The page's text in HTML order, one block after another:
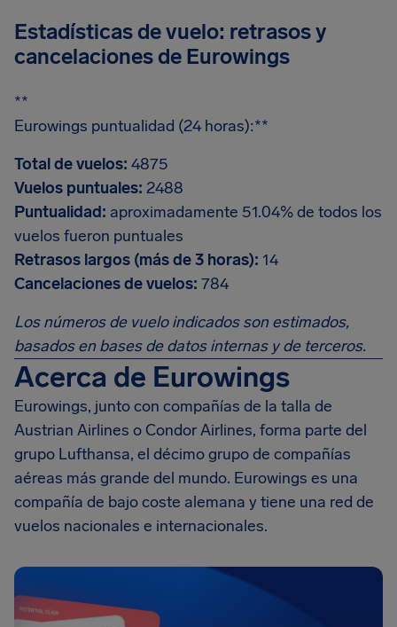
Estadísticas de vuelo: retrasos y
cancelaciones de Eurowings
**
Eurowings puntualidad (24 horas):**
Total de vuelos: 4875
Vuelos puntuales: 2488
Puntualidad: aproximadamente 51.04% de todos los
vuelos fueron puntuales
Retrasos largos (más de 3 horas): 14
Cancelaciones de vuelos: 784
Los números de vuelo indicados son estimados,
basados en bases de datos internas y de terceros.
Acerca de Eurowings
Eurowings, junto con compañías de la talla de
Austrian Airlines o Condor Airlines, forma parte del
grupo Lufthansa, el décimo grupo de compañías
aéreas más grande del mundo. Eurowings es una
compañía de bajo coste alemana y tiene una red de
vuelos nacionales e internacionales.